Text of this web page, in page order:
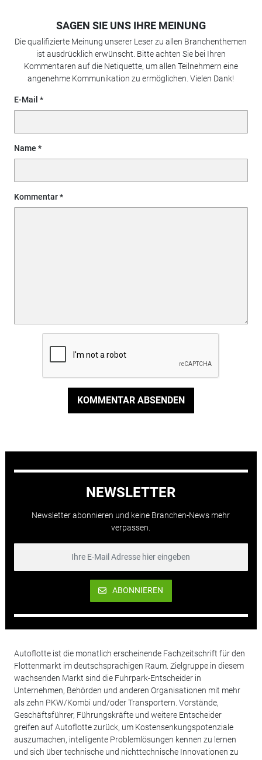
SAGEN SIE UNS IHRE MEINUNG
Die qualifizierte Meinung unserer Leser zu allen Branchenthemen
ist ausdrücklich erwünscht. Bitte achten Sie bei Ihren
Kommentaren auf die Netiquette, um allen Teilnehmern eine
angenehme Kommunikation zu ermöglichen. Vielen Dank!
E-Mail
Name
Kommentar
KOMMENTAR ABSENDEN
NEWSLETTER
Newsletter abonnieren und keine Branchen-News mehr
verpassen.
ABONNIEREN
Autoflotte ist die monatlich erscheinende Fachzeitschrift für den
Flottenmarkt im deutschsprachigen Raum. Zielgruppe in diesem
wachsenden Markt sind die Fuhrpark-Entscheider in
Unternehmen, Behörden und anderen Organisationen mit mehr
als zehn PKW/Kombi und/oder Transportern. Vorstände,
Geschäftsführer, Führungskräfte und weitere Entscheider
greifen auf Autoflotte zurück, um Kostensenkungspotenziale
auszumachen, intelligente Problemlösungen kennen zu lernen
und sich über technische und nichttechnische Innovationen zu